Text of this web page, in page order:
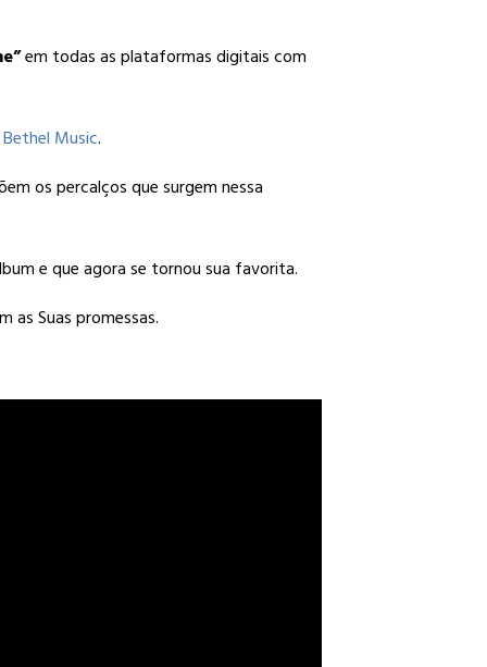
em todas as plataformas digitais com
Bethel Music.
os percalços que surgem nessa
e que agora se tornou sua favorita.
as Suas promessas.